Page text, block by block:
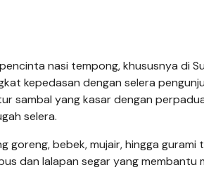
nasi tempong, khususnya di
kepedasan dengan selera
sambal yang kasar dengan
selera.
goreng, bebek, mujair, hingga
dan lalapan segar yang membantu